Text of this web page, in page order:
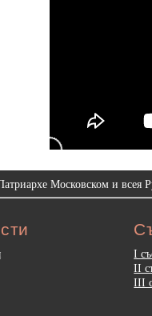
Московском и всея
I
II
III